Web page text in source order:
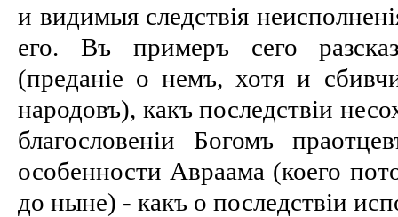
и видимыя следствія
его. Въ примеръ сего
(преданіе о немъ, хотя и
народовъ), какъ последствіи
благословеніи Богомъ
особенности Авраама (коего
до ныне) - какъ о последствіи